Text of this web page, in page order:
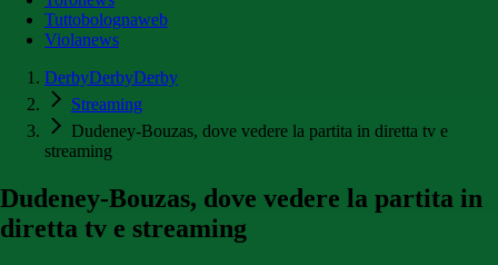
Tuttobolognaweb
Violanews
DerbyDerbyDerby
Streaming
Dudeney-Bouzas, dove vedere la partita in diretta tv e
streaming
Dudeney-Bouzas, dove vedere la partita in
diretta tv e streaming